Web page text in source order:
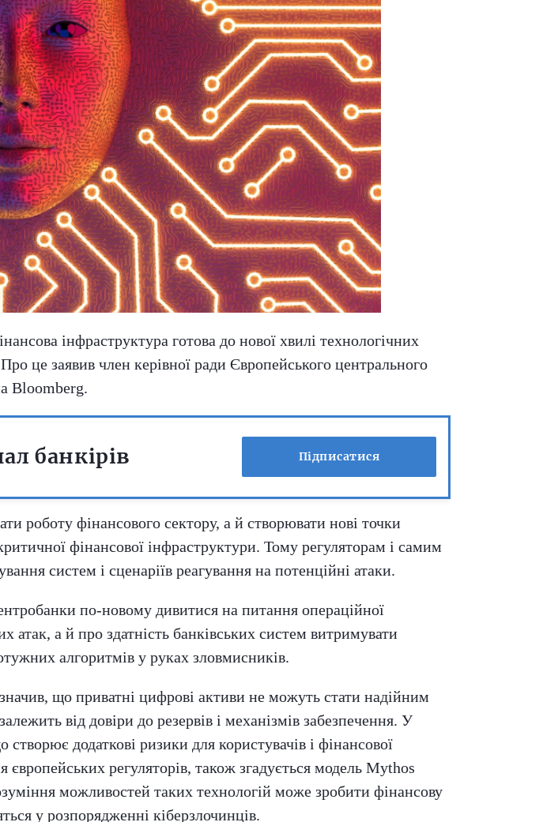
інфраструктура готова до нової хвилі технологічних
це заявив член керівної ради Європейського центрального
Bloomberg.
банкірів Підписатися
роботу фінансового сектору, а й створювати нові точки
фінансової інфраструктури. Тому регуляторам і самим
систем і сценаріїв реагування на потенційні атаки.
по-новому дивитися на питання операційної
атак, а й про здатність банківських систем витримувати
алгоритмів у руках зловмисників.
що приватні цифрові активи не можуть стати надійним
від довіри до резервів і механізмів забезпечення. У
додаткові ризики для користувачів і фінансової
регуляторів, також згадується модель Mythos
можливостей таких технологій може зробити фінансову
у розпорядженні кіберзлочинців.